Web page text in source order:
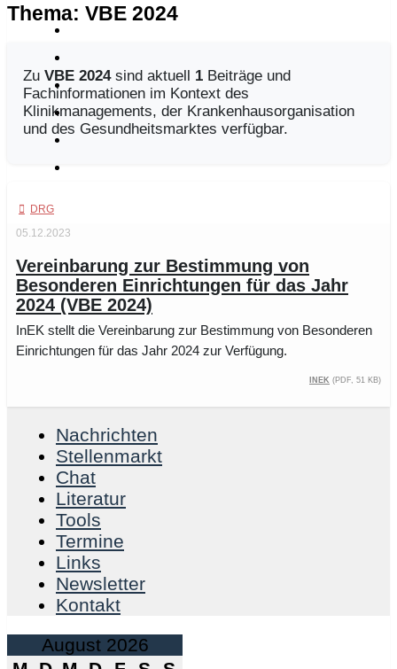
Thema: VBE 2024
Zu VBE 2024sind aktuell 1 Beiträge und
Fachinformationen im Kontext des
Klinikmanagements, der Krankenhausorganisation
und des Gesundheitsmarktes verfügbar.
DRG
05.12.2023
Vereinbarung zur Bestimmung von
Besonderen Einrichtungen für das Jahr
2024 (VBE 2024)
InEK stellt die Vereinbarung zur Bestimmung von Besonderen
Einrichtungen für das Jahr 2024 zur Verfügung.
InEK (PDF, 51 kB)
Nachrichten
Stellenmarkt
Chat
Literatur
Tools
Termine
Links
Newsletter
Kontakt
August 2026